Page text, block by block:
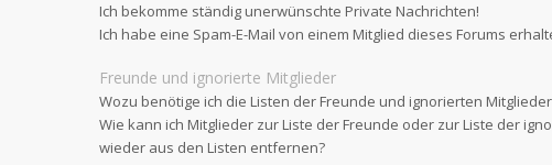
Ich bekomme ständig unerwünschte Private Nachrichten!
Ich habe eine Spam-E-Mail von einem Mitglied dieses Forums
Freunde und ignorierte Mitglieder
Wozu benötige ich die Listen der Freunde und ignorierten
Wie kann ich Mitglieder zur Liste der Freunde oder zur Liste der
wieder aus den Listen entfernen?